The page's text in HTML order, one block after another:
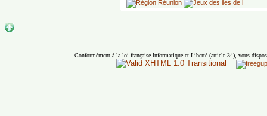
Conformément à la loi française Informatique et Liberté (article 34), vous